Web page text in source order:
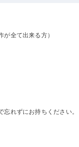
全て出来る方）
れずにお持ちください。